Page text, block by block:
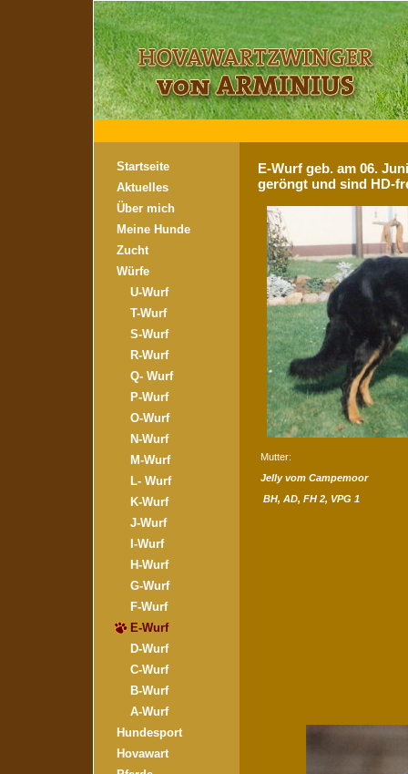
Startseite
Aktuelles
Über mich
Meine Hunde
Zucht
Würfe
U-Wurf
T-Wurf
S-Wurf
R-Wurf
Q- Wurf
P-Wurf
O-Wurf
N-Wurf
M-Wurf
L- Wurf
K-Wurf
J-Wurf
I-Wurf
H-Wurf
G-Wurf
F-Wurf
E-Wurf
D-Wurf
C-Wurf
B-Wurf
A-Wurf
Hundesport
Hovawart
E-Wurf geb. am 06.
geröngt und sind HD-
Mutter:
Jelly vom Campemoor
BH, AD, FH 2, VPG 1